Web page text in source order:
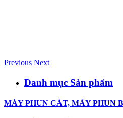
Previous Next
Danh mục Sản phẩm
MÁY PHUN CÁT, MÁY PHUN